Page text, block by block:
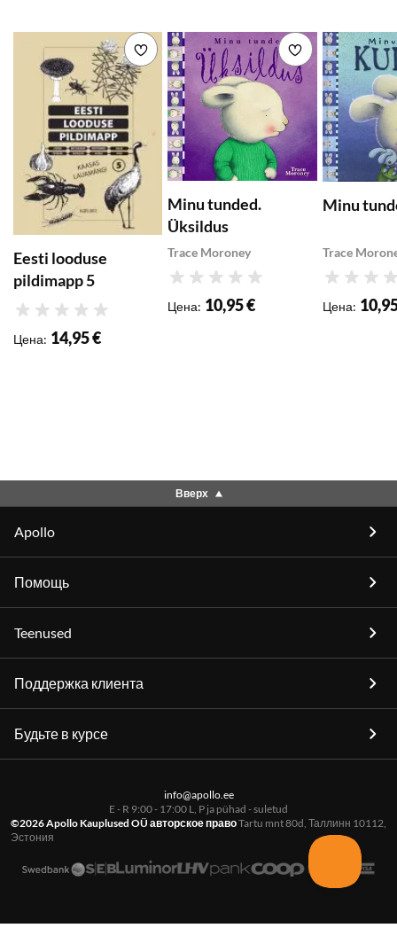
Eesti looduse
pildimapp 5
Рейтинг
Цена: 14,95 €
Добавить в список желаемого
Minu tunded.
Üksildus
Trace Moroney
Рейтинг
Цена: 10,95 €
Добавить в
Minu
Trace
Рейтинг
Цена:
Вверх
Apollo
Помощь
Teenused
Поддержка клиента
Будьте в курсе
info@apollo.ee
E - R 9:00 - 17:00 L, P ja pühad - suletud
©2026 Apollo Kauplused OÜ авторское правоTartu mnt 80d, Таллинн 10112,
Эстония